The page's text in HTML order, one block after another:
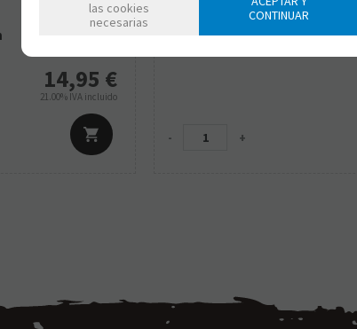
14,95 €
21.00% IVA incluido
Funko Pop! BTS S4 - Jin
- +
las cookies
necesarias
CONTINUAR